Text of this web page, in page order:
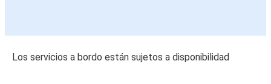
Los servicios a bordo están sujetos a disponibilidad